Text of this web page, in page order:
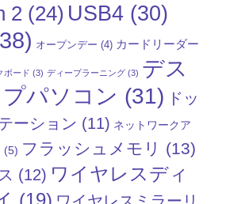
2 (24) USB4 (30)
オープンデー (4) カードリーダー
ボード (3) ディープラーニング (3) デス
パソコン (31) ドッ
ーション (11) ネットワークア
(5) フラッシュメモリ (13)
(12) ワイヤレスディ